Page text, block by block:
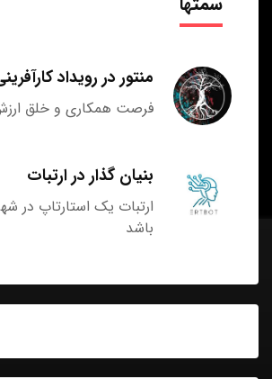
منتور در رویداد
فرصت همکاری و خلق
بنیان گذار در ارتبات
ارتبات یک استارتاپ در
باشد